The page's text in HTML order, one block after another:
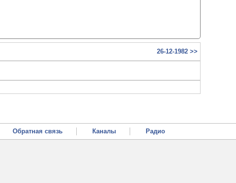
26-12-1982 >>
Обратная связь Каналы Радио